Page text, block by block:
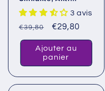
imperfection
3 avis
Prix
habituel
€39,80
Prix
promotionnel
€29,80
Ajouter au
panier